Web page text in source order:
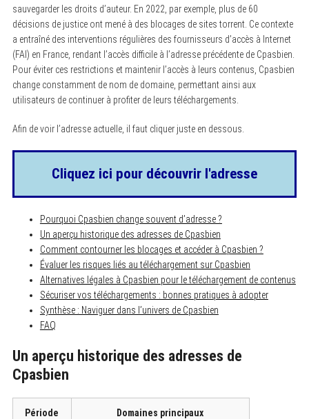
sauvegarder les droits d’auteur. En 2022, par exemple, plus de 60
décisions de justice ont mené à des blocages de sites torrent. Ce contexte
a entraîné des interventions régulières des fournisseurs d’accès à Internet
(FAI) en France, rendant l’accès difficile à l’adresse précédente de Cpasbien.
Pour éviter ces restrictions et maintenir l’accès à leurs contenus, Cpasbien
change constamment de nom de domaine, permettant ainsi aux
utilisateurs de continuer à profiter de leurs téléchargements.
Afin de voir l’adresse actuelle, il faut cliquer juste en dessous.
Cliquez ici pour découvrir l'adresse
Pourquoi Cpasbien change souvent d’adresse ?
Un aperçu historique des adresses de Cpasbien
Comment contourner les blocages et accéder à Cpasbien ?
Évaluer les risques liés au téléchargement sur Cpasbien
Alternatives légales à Cpasbien pour le téléchargement de contenus
Sécuriser vos téléchargements : bonnes pratiques à adopter
Synthèse : Naviguer dans l’univers de Cpasbien
FAQ
Un aperçu historique des adresses de
Cpasbien
Période Domaines principaux